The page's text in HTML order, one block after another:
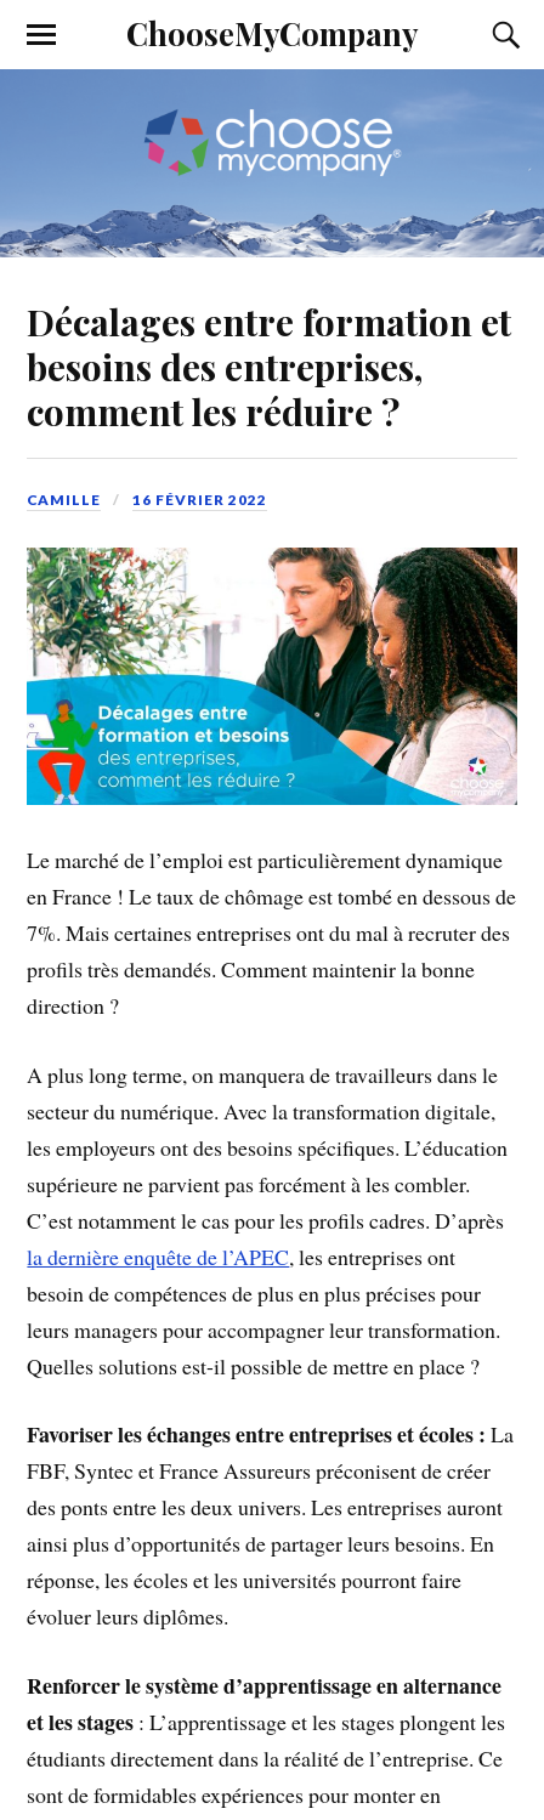
ChooseMyCompany
Décalages entre formation et
besoins des entreprises,
comment les réduire ?
CAMILLE 16 FÉVRIER 2022
Le marché de l’emploi est particulièrement dynamique
en France ! Le taux de chômage est tombé en dessous de
7%. Mais certaines entreprises ont du mal à recruter des
profils très demandés. Comment maintenir la bonne
direction ?
A plus long terme, on manquera de travailleurs dans le
secteur du numérique. Avec la transformation digitale,
les employeurs ont des besoins spécifiques. L’éducation
supérieure ne parvient pas forcément à les combler.
C’est notamment le cas pour les profils cadres. D’après
la dernière enquête de l’APEC, les entreprises ont
besoin de compétences de plus en plus précises pour
leurs managers pour accompagner leur transformation.
Quelles solutions est-il possible de mettre en place ?
Favoriser les échanges entre entreprises et écoles : La
FBF, Syntec et France Assureurs préconisent de créer
des ponts entre les deux univers. Les entreprises auront
ainsi plus d’opportunités de partager leurs besoins. En
réponse, les écoles et les universités pourront faire
évoluer leurs diplômes.
Renforcer le système d’apprentissage en alternance
et les stages : L’apprentissage et les stages plongent les
étudiants directement dans la réalité de l’entreprise. Ce
sont de formidables expériences pour monter en